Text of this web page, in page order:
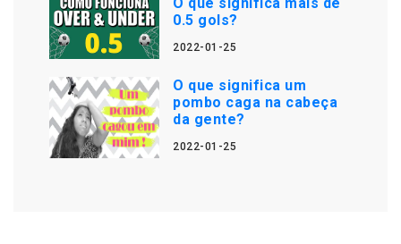
O que significa mais de
0.5 gols?
2022-01-25
O que significa um
pombo caga na cabeça
da gente?
2022-01-25